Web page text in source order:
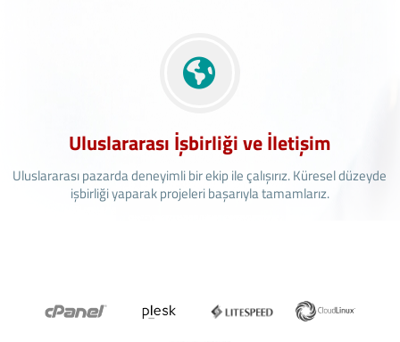
Uluslararası İşbirliği ve İletişim
Uluslararası pazarda deneyimli bir ekip ile çalışırız. Küresel düzeyde
işbirliği yaparak projeleri başarıyla tamamlarız.